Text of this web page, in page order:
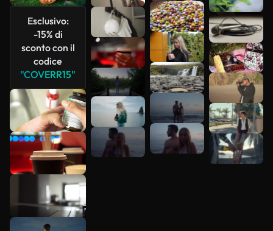
Esclusivo:
-15% di
sconto con il
codice
"COVERR15"
più